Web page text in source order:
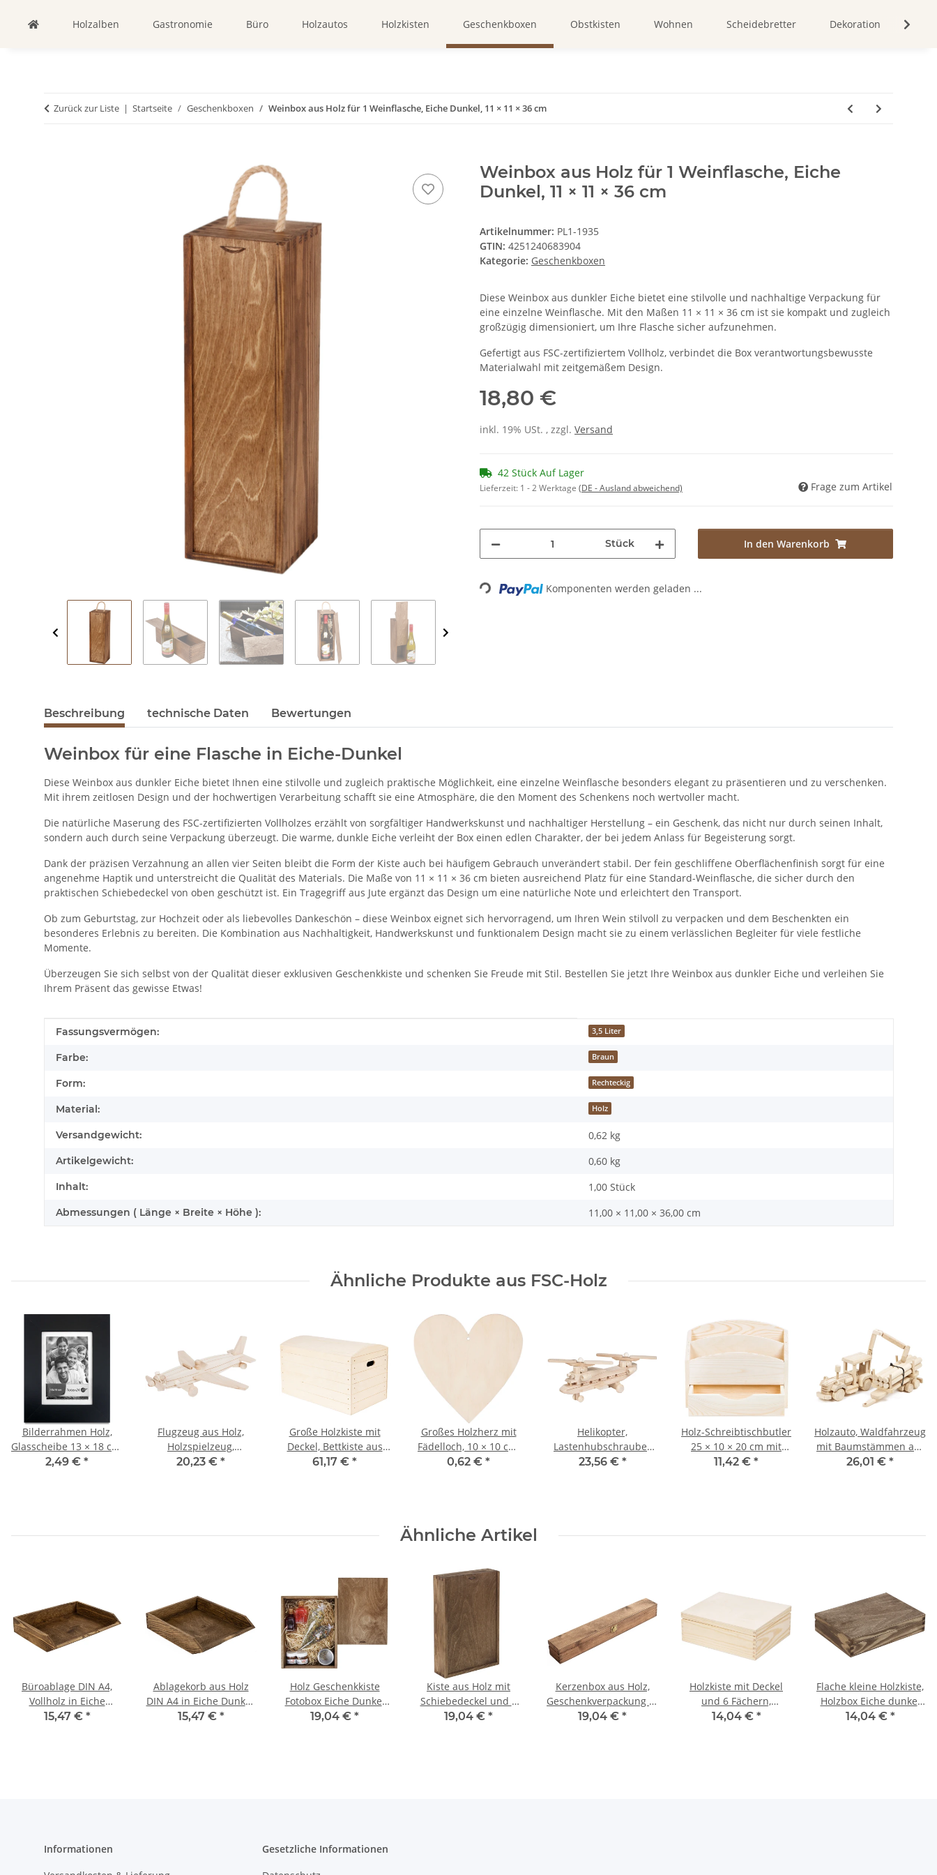
Holzalben Gastronomie Büro Holzautos Holzkisten Geschenkboxen Obstkisten Wohnen Scheidebretter Dekoration
Zurück zur Liste Startseite Geschenkboxen Weinbox aus Holz für 1 Weinflasche, Eiche Dunkel, 11 × 11 × 36 cm
Weinbox aus Holz für 1 Weinflasche, Eiche
Dunkel, 11 × 11 × 36 cm
Artikelnummer: PL1-1935
GTIN: 4251240683904
Kategorie: Geschenkboxen
Diese Weinbox aus dunkler Eiche bietet eine stilvolle und nachhaltige Verpackung für
eine einzelne Weinflasche. Mit den Maßen 11 × 11 × 36 cm ist sie kompakt und zugleich
großzügig dimensioniert, um Ihre Flasche sicher aufzunehmen.
Gefertigt aus FSC-zertifiziertem Vollholz, verbindet die Box verantwortungsbewusste
Materialwahl mit zeitgemäßem Design.
18,80 €
inkl. 19% USt. , zzgl. Versand
42 Stück Auf Lager
Lieferzeit: 1 - 2 Werktage (DE - Ausland abweichend) Frage zum Artikel
Stück In den Warenkorb
Loading... Komponenten werden geladen ...
Beschreibung technische Daten Bewertungen
Weinbox für eine Flasche in Eiche-Dunkel
Diese Weinbox aus dunkler Eiche bietet Ihnen eine stilvolle und zugleich praktische Möglichkeit, eine einzelne Weinflasche besonders elegant zu präsentieren und zu verschenken.
Mit ihrem zeitlosen Design und der hochwertigen Verarbeitung schafft sie eine Atmosphäre, die den Moment des Schenkens noch wertvoller macht.
Die natürliche Maserung des FSC-zertifizierten Vollholzes erzählt von sorgfältiger Handwerkskunst und nachhaltiger Herstellung – ein Geschenk, das nicht nur durch seinen Inhalt,
sondern auch durch seine Verpackung überzeugt. Die warme, dunkle Eiche verleiht der Box einen edlen Charakter, der bei jedem Anlass für Begeisterung sorgt.
Dank der präzisen Verzahnung an allen vier Seiten bleibt die Form der Kiste auch bei häufigem Gebrauch unverändert stabil. Der fein geschliffene Oberflächenfinish sorgt für eine
angenehme Haptik und unterstreicht die Qualität des Materials. Die Maße von 11 × 11 × 36 cm bieten ausreichend Platz für eine Standard-Weinflasche, die sicher durch den
praktischen Schiebedeckel von oben geschützt ist. Ein Tragegriff aus Jute ergänzt das Design um eine natürliche Note und erleichtert den Transport.
Ob zum Geburtstag, zur Hochzeit oder als liebevolles Dankeschön – diese Weinbox eignet sich hervorragend, um Ihren Wein stilvoll zu verpacken und dem Beschenkten ein
besonderes Erlebnis zu bereiten. Die Kombination aus Nachhaltigkeit, Handwerkskunst und funktionalem Design macht sie zu einem verlässlichen Begleiter für viele festliche
Momente.
Überzeugen Sie sich selbst von der Qualität dieser exklusiven Geschenkkiste und schenken Sie Freude mit Stil. Bestellen Sie jetzt Ihre Weinbox aus dunkler Eiche und verleihen Sie
Ihrem Präsent das gewisse Etwas!
Produkteigenschaft
Wert
Fassungsvermögen: 3,5 Liter
Farbe: Braun
Form: Rechteckig
Material: Holz
Versandgewicht: 0,62 kg
Artikelgewicht: 0,60 kg
Inhalt: 1,00 Stück
Abmessungen ( Länge × Breite × Höhe ): 11,00 × 11,00 × 36,00 cm
Ähnliche Produkte aus FSC-Holz
Bilderrahmen Holz,
Glasscheibe 13 × 18 cm,
Stand- und
2,49 € *
Flugzeug aus Holz,
Holzspielzeug,
34 × 28 × 12 cm
20,23 € *
Große Holzkiste mit
Deckel, Bettkiste aus
Holz, 56 × 33 × 35 cm
61,17 € *
Großes Holzherz mit
Fädelloch, 10 × 10 cm,
Holz-Herzen
0,62 € *
Helikopter,
Lastenhubschrauber
aus Holz,
23,56 € *
Holz-Schreibtischbutler
25 × 10 × 20 cm mit
Schublade
11,42 € *
Holzauto, Waldfahrzeug
mit Baumstämmen auf
Anhänger,
26,01 € *
Ähnliche Artikel
Büroablage DIN A4,
Vollholz in Eiche
Dunkel, 34 × 27 × 7 cm
15,47 € *
Ablagekorb aus Holz
DIN A4 in Eiche Dunkel,
32 × 26 × 7 cm
15,47 € *
Holz Geschenkkiste
Fotobox Eiche Dunkel
Sammelbox 2,4 Liter
19,04 € *
Kiste aus Holz mit
Schiebedeckel und 2
Fächern, 32 × 21 × 6 cm
19,04 € *
Kerzenbox aus Holz,
Geschenkverpackung in
Eiche dunkel
19,04 € *
Holzkiste mit Deckel
und 6 Fächern,
25,5 × 20,5 × 9 cm
14,04 € *
Flache kleine Holzkiste,
Holzbox Eiche dunkel
24 x 17 x 5,5 cm
14,04 € *
Informationen Gesetzliche Informationen